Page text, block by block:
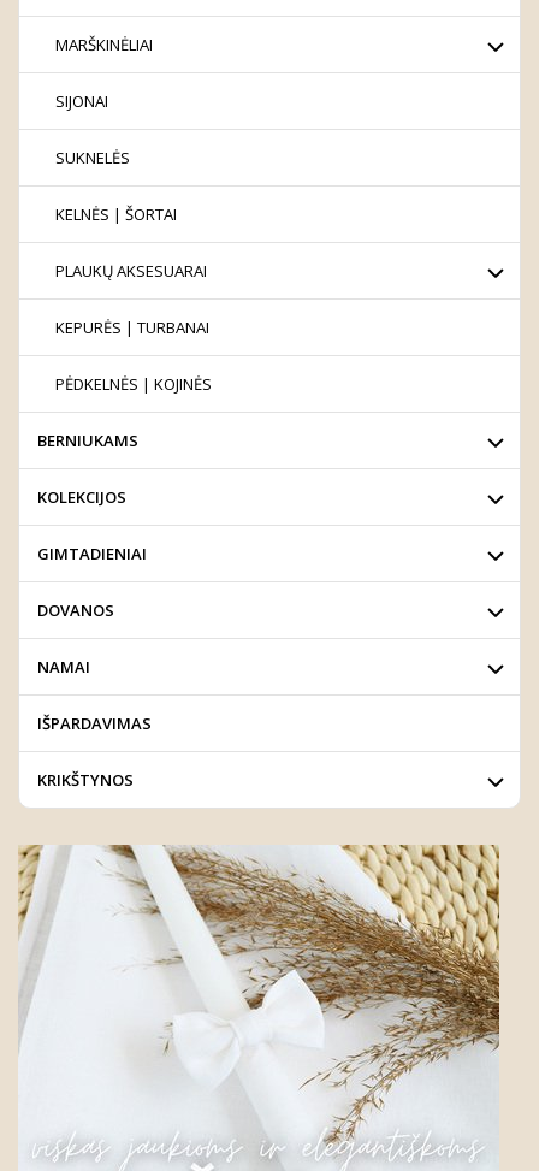
MARŠKINĖLIAI
SIJONAI
SUKNELĖS
KELNĖS | ŠORTAI
PLAUKŲ AKSESUARAI
KEPURĖS | TURBANAI
PĖDKELNĖS | KOJINĖS
BERNIUKAMS
KOLEKCIJOS
GIMTADIENIAI
DOVANOS
NAMAI
IŠPARDAVIMAS
KRIKŠTYNOS